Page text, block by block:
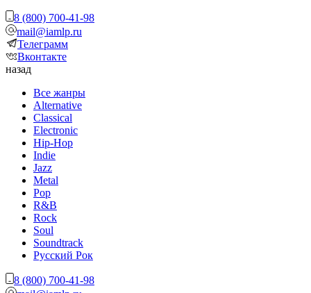
8 (800) 700-41-98
mail@iamlp.ru
Телеграмм
Вконтакте
назад
Все жанры
Alternative
Classical
Electronic
Hip-Hop
Indie
Jazz
Metal
Pop
R&B
Rock
Soul
Soundtrack
Русский Рок
8 (800) 700-41-98